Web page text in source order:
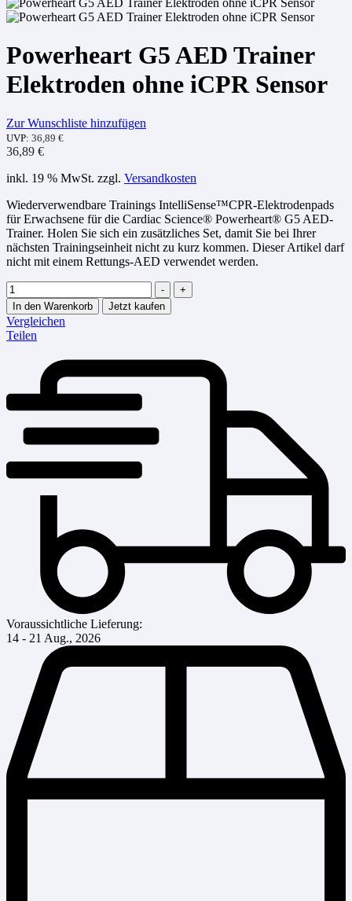
Powerheart G5 AED Trainer
Elektroden ohne iCPR Sensor
Zur Wunschliste hinzufügen
UVP: 36,89 €
36,89 €
inkl. 19 % MwSt. zzgl. Versandkosten
Wiederverwendbare Trainings IntelliSense™CPR-Elektrodenpads
für Erwachsene für die Cardiac Science® Powerheart® G5 AED-
Trainer. Holen Sie sich ein zusätzliches Set, damit Sie bei Ihrer
nächsten Trainingseinheit nicht zu kurz kommen. Dieser Artikel darf
nicht mit einem Rettungs-AED verwendet werden.
Menge
-
+
In den Warenkorb
Jetzt kaufen
Vergleichen
Teilen
Voraussichtliche Lieferung:
14 - 21 Aug., 2026